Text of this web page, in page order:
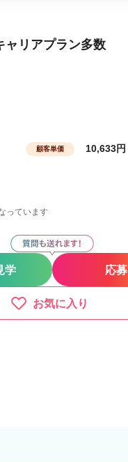
ャリアプラン多数
顧客単価 10,633円
っています
学 応募
お気に入り